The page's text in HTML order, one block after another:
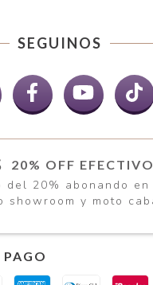
SEGUINOS
20% OFF EFECTIVO
del 20% abonando en
showroom y moto